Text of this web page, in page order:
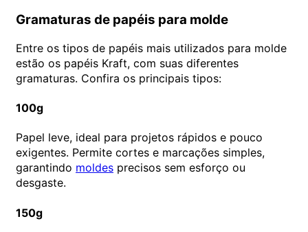
Gramaturas de papéis para molde
Entre os tipos de papéis mais utilizados para molde
estão os papéis Kraft, com suas diferentes
gramaturas. Confira os principais tipos:
100g
Papel leve, ideal para projetos rápidos e pouco
exigentes. Permite cortes e marcações simples,
garantindo moldes precisos sem esforço ou
desgaste.
150g